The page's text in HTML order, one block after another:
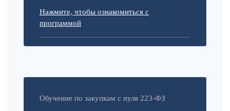
Нажмите, чтобы ознакомиться с
программой
Обучение по закупкам с нуля 223-ФЗ